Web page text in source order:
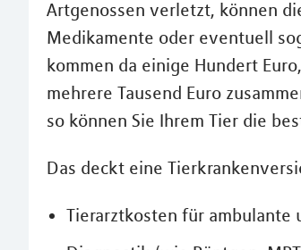
Artgenossen verletzt, können
Medikamente oder eventuell
kommen da einige Hundert
mehrere Tausend Euro
so können Sie Ihrem Tier die
Das deckt eine
Tierarztkosten für ambulante